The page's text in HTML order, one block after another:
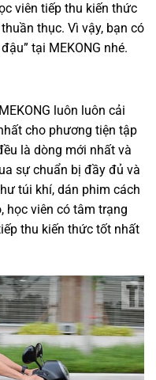
viên tiếp thu kiến thức
thục. Vì vậy, bạn có
tại MEKONG nhé.
luôn luôn cải
cho phương tiện tập
là dòng mới nhất và
sự chuẩn bị đầy đủ và
túi khí, dán phim cách
học viên có tâm trạng
thu kiến thức tốt nhất